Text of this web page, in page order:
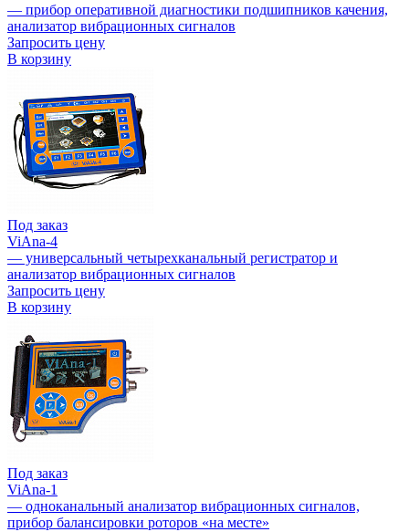
— прибор оперативной диагностики подшипников качения,
анализатор вибрационных сигналов
Запросить цену
В корзину
Под заказ
ViAna-4
— универсальный четырехканальный регистратор и
анализатор вибрационных сигналов
Запросить цену
В корзину
Под заказ
ViAna-1
— одноканальный анализатор вибрационных сигналов,
прибор балансировки роторов «на месте»